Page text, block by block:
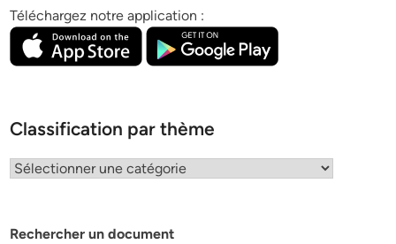
Téléchargez notre application :
Classification par thème
Classification
Rechercher un document